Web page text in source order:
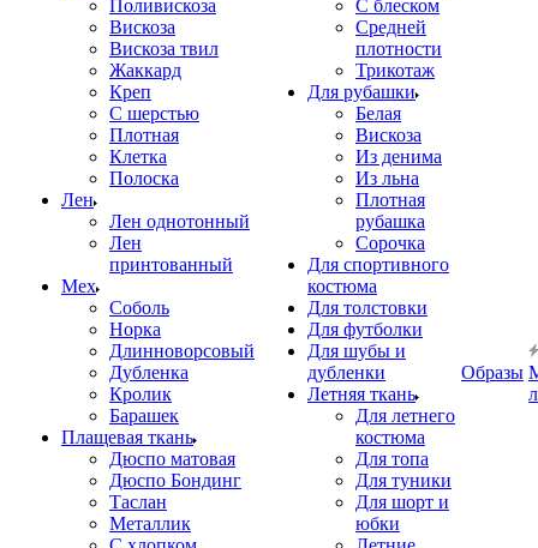
Поливискоза
Вискоза
Вискоза твил
Жаккард
Креп
С шерстью
Плотная
Клетка
Полоска
Лен
Лен однотонный
Лен
принтованный
Мех
Соболь
Норка
Длинноворсовый
Дубленка
Кролик
Барашек
Плащевая ткань
Дюспо матовая
Дюспо Бондинг
Таслан
Металлик
С блеском
Средней
плотности
Трикотаж
Для рубашки
Белая
Вискоза
Из денима
Из льна
Плотная
рубашка
Сорочка
Для спортивного
костюма
Для толстовки
Для футболки
Для шубы и
дубленки
Летняя ткань
Для летнего
костюма
Для топа
Для туники
Для шорт и
юбки
Образы